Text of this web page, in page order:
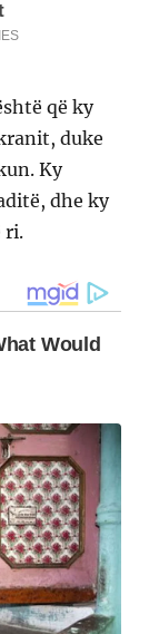
që ky
duke
Ky
dhe ky
ri.